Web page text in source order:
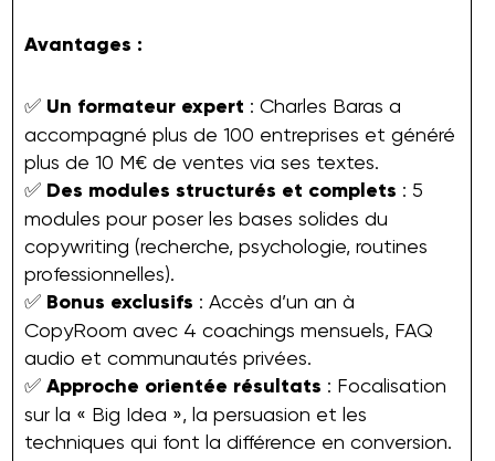
Avantages :
✅ Un formateur expert : Charles Baras a
accompagné plus de 100 entreprises et généré
plus de 10 M€ de ventes via ses textes.
✅ Des modules structurés et complets : 5
modules pour poser les bases solides du
copywriting (recherche, psychologie, routines
professionnelles).
✅ Bonus exclusifs : Accès d’un an à
CopyRoom avec 4 coachings mensuels, FAQ
audio et communautés privées.
✅ Approche orientée résultats : Focalisation
sur la « Big Idea », la persuasion et les
techniques qui font la différence en conversion.